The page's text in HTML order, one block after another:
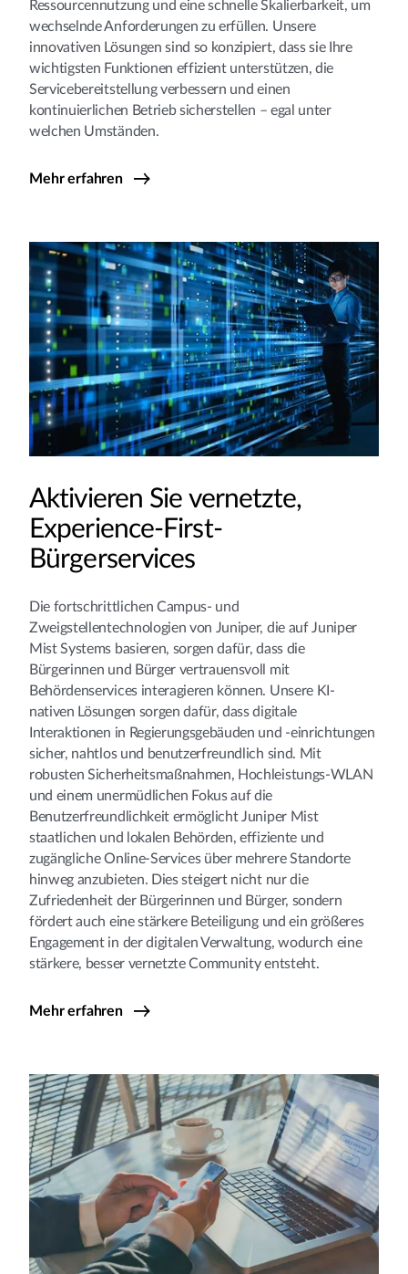
Ressourcennutzung und eine schnelle Skalierbarkeit, um
wechselnde Anforderungen zu erfüllen. Unsere
innovativen Lösungen sind so konzipiert, dass sie Ihre
wichtigsten Funktionen effizient unterstützen, die
Servicebereitstellung verbessern und einen
kontinuierlichen Betrieb sicherstellen – egal unter
welchen Umständen.
Mehr erfahren
Aktivieren Sie vernetzte,
Experience-First-
Bürgerservices
Die fortschrittlichen Campus- und
Zweigstellentechnologien von Juniper, die auf Juniper
Mist Systems basieren, sorgen dafür, dass die
Bürgerinnen und Bürger vertrauensvoll mit
Behördenservices interagieren können. Unsere KI-
nativen Lösungen sorgen dafür, dass digitale
Interaktionen in Regierungsgebäuden und -einrichtungen
sicher, nahtlos und benutzerfreundlich sind. Mit
robusten Sicherheitsmaßnahmen, Hochleistungs-WLAN
und einem unermüdlichen Fokus auf die
Benutzerfreundlichkeit ermöglicht Juniper Mist
staatlichen und lokalen Behörden, effiziente und
zugängliche Online-Services über mehrere Standorte
hinweg anzubieten. Dies steigert nicht nur die
Zufriedenheit der Bürgerinnen und Bürger, sondern
fördert auch eine stärkere Beteiligung und ein größeres
Engagement in der digitalen Verwaltung, wodurch eine
stärkere, besser vernetzte Community entsteht.
Mehr erfahren